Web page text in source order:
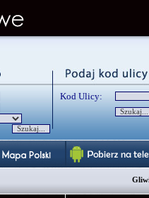
Kod Ulicy: